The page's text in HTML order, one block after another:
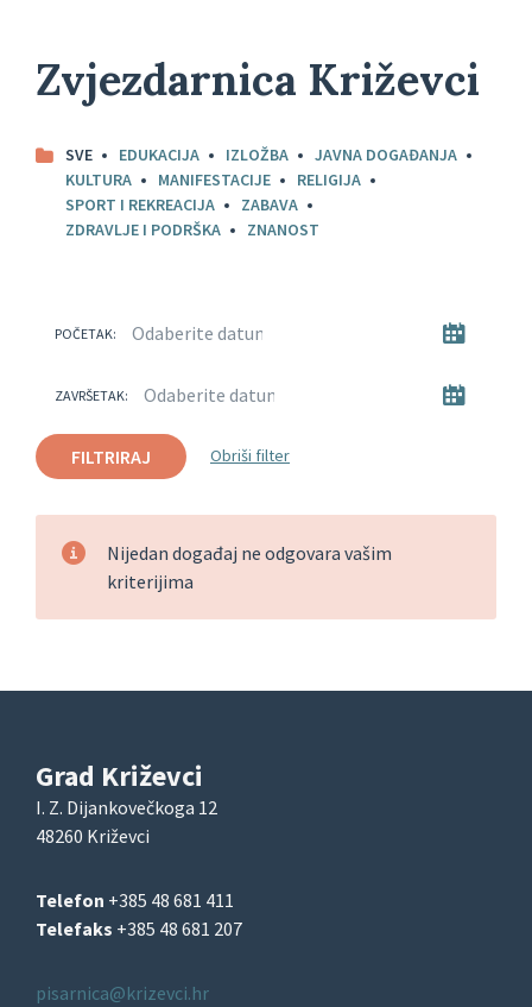
Zvjezdarnica Križevci
SVE EDUKACIJA IZLOŽBA
JAVNA DOGAĐANJA
KULTURA
MANIFESTACIJE
RELIGIJA
SPORT I REKREACIJA
ZABAVA
ZDRAVLJE I PODRŠKA
ZNANOST
POČETAK:
ZAVRŠETAK:
FILTRIRAJ Obriši filter
Nijedan događaj ne odgovara vašim
kriterijima
Grad Križevci
I. Z. Dijankovečkoga 12
48260 Križevci
Telefon +385 48 681 411
Telefaks +385 48 681 207
pisarnica@krizevci.hr